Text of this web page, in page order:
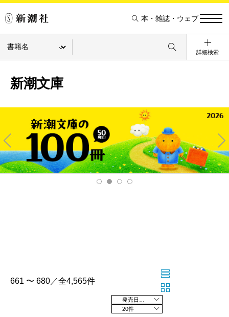
本・雑誌・ウェブ
詳細検索
新潮文庫
Pre
v
Ne
xt
661 〜 680／全4,565件
20件